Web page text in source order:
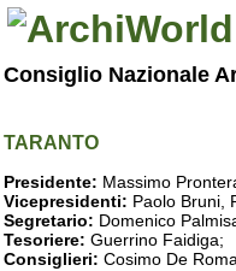
Consiglio Nazionale
TARANTO
Presidente: Massimo
Vicepresidenti: Paolo Bruni,
Segretario: Domenico
Tesoriere: Guerrino Faidiga;
Consiglieri: Cosimo De